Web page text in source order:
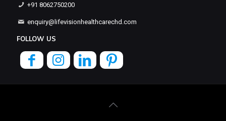
+91 8062750200
enquiry@lifevisionhealthcarechd.com
FOLLOW US